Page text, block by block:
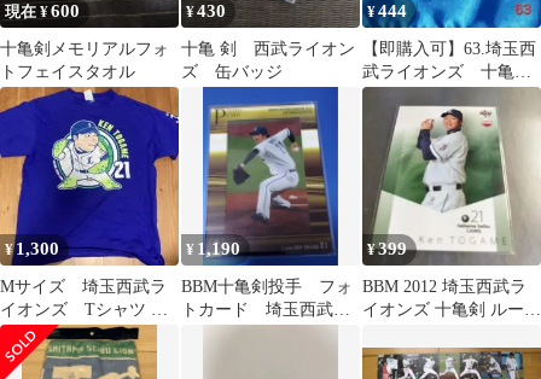
現在 ¥600
十亀剣メモリアルフォ
トフェイスタオル
¥430
十亀 剣 西武ライオン
ズ 缶バッジ
¥444
【即購入可】63.埼玉西
武ライオンズ 十亀
剣 シリコンバンド
¥ 1,300
Mサイズ 埼玉西武ラ
イオンズ Tシャツ 十
亀剣
¥ 1,190
BBM十亀剣投手 フォ
トカード 埼玉西武ラ
¥399
BBM 2012 埼玉西武ラ
イオンズ 十亀剣 ルーキ